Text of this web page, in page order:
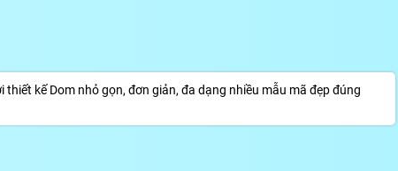
thiết kế Dom nhỏ gọn, đơn giản, đa dạng nhiều mẫu mã đẹp đúng